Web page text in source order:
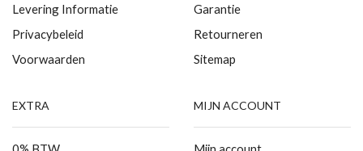
Levering Informatie
Privacybeleid
Voorwaarden
Garantie
Retourneren
Sitemap
EXTRA MIJN ACCOUNT